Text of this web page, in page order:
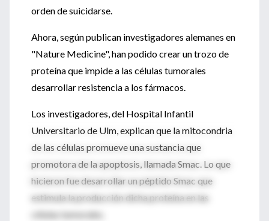
orden de suicidarse.
Ahora, según publican investigadores alemanes en
"Nature Medicine", han podido crear un trozo de
proteína que impide a las células tumorales
desarrollar resistencia a los fármacos.
Los investigadores, del Hospital Infantil
Universitario de Ulm, explican que la mitocondria
de las células promueve una sustancia que
promotora de la apoptosis, llamada Smac. Lo que
hicieron fue desarrollar un péptido Smac que
estimula la producción dicha proteína en las
células tumorales.